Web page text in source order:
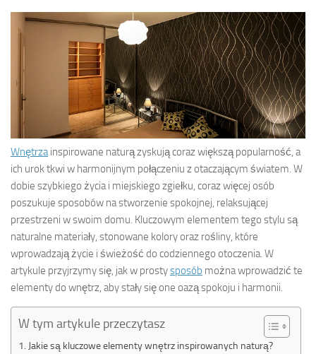
Wnętrzainspirowane naturą zyskują coraz większą popularność, a
ich urok tkwi w harmonijnym połączeniu z otaczającym światem. W
dobie szybkiego życia i miejskiego zgiełku, coraz więcej osób
poszukuje sposobów na stworzenie spokojnej, relaksującej
przestrzeni w swoim domu. Kluczowym elementem tego stylu są
naturalne materiały, stonowane kolory oraz rośliny, które
wprowadzają życie i świeżość do codziennego otoczenia. W
artykule przyjrzymy się, jak w prostysposób można wprowadzić te
elementy do wnętrz, aby stały się one oazą spokoju i harmonii.
W tym artykule przeczytasz
Jakie są kluczowe elementy wnętrz inspirowanych naturą?